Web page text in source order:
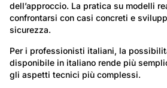
dell’approccio. La pratica su modelli
confrontarsi con casi concreti e
sicurezza.
Per i professionisti italiani, la
disponibile in italiano rende più
gli aspetti tecnici più complessi.